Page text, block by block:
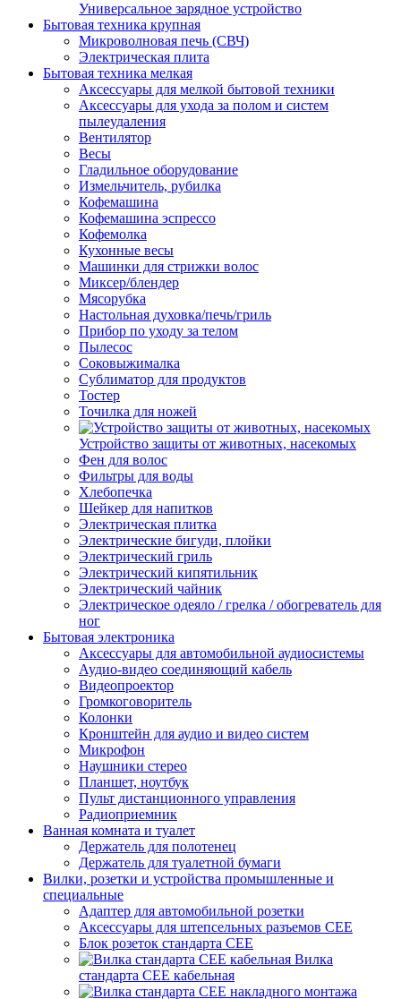
Универсальное зарядное устройство
Бытовая техника крупная
Микроволновая печь (СВЧ)
Электрическая плита
Бытовая техника мелкая
Аксессуары для мелкой бытовой техники
Аксессуары для ухода за полом и систем
пылеудаления
Вентилятор
Весы
Гладильное оборудование
Измельчитель, рубилка
Кофемашина
Кофемашина эспрессо
Кофемолка
Кухонные весы
Машинки для стрижки волос
Миксер/блендер
Мясорубка
Настольная духовка/печь/гриль
Прибор по уходу за телом
Пылесос
Соковыжималка
Сублиматор для продуктов
Тостер
Точилка для ножей
Устройство защиты от животных, насекомых
Фен для волос
Фильтры для воды
Хлебопечка
Шейкер для напитков
Электрическая плитка
Электрические бигуди, плойки
Электрический гриль
Электрический кипятильник
Электрический чайник
Электрическое одеяло / грелка / обогреватель для
ног
Бытовая электроника
Аксессуары для автомобильной аудиосистемы
Аудио-видео соединяющий кабель
Видеопроектор
Громкоговоритель
Колонки
Кронштейн для аудио и видео систем
Микрофон
Наушники стерео
Планшет, ноутбук
Пульт дистанционного управления
Радиоприемник
Ванная комната и туалет
Держатель для полотенец
Держатель для туалетной бумаги
Вилки, розетки и устройства промышленные и
специальные
Адаптер для автомобильной розетки
Аксессуары для штепсельных разъемов CEE
Блок розеток стандарта CEE
Вилка
стандарта CEE кабельная